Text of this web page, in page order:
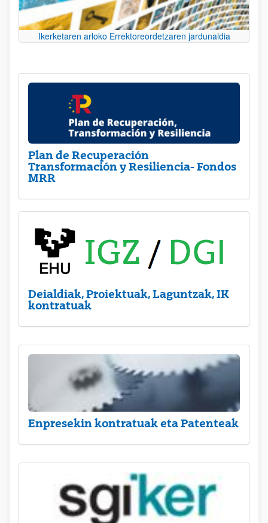
Ikerketaren arloko Errektoreordetzaren jardunaldia
Plan de Recuperación
Transformación y Resiliencia- Fondos
MRR
Deialdiak, Proiektuak, Laguntzak, IK
kontratuak
Enpresekin kontratuak eta Patenteak